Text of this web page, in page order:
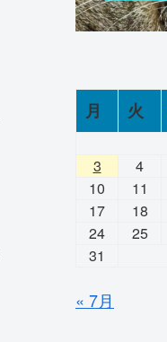
月 火
3
4
10
11
17
18
24
25
31
« 7月